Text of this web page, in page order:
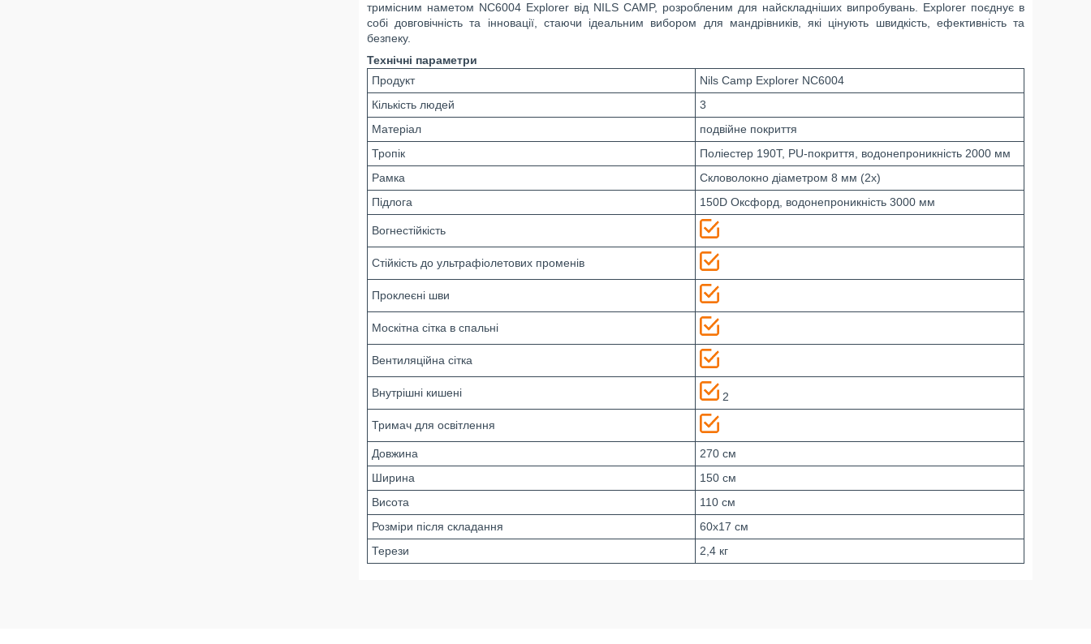
тримісним наметом NC6004 Explorer від NILS CAMP, розробленим для найскладніших випробувань. Explorer поєднує в
собі довговічність та інновації, стаючи ідеальним вибором для мандрівників, які цінують швидкість, ефективність та
безпеку.
Технічні параметри
Продукт
Nils Camp Explorer NC6004
Кількість людей
3
Матеріал
подвійне покриття
Тропік
Поліестер 190T, PU-покриття, водонепроникність 2000 мм
Рамка
Скловолокно діаметром 8 мм (2x)
Підлога
150D Оксфорд, водонепроникність 3000 мм
Вогнестійкість
Стійкість до ультрафіолетових променів
Проклеєні шви
Москітна сітка в спальні
Вентиляційна сітка
Внутрішні кишені 2
Тримач для освітлення
Довжина
270 см
Ширина
150 см
Висота
110 см
Розміри після складання
60x17 см
Терези
2,4 кг